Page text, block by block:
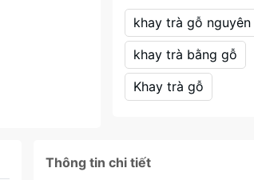
khay trà gỗ nguyên
khay trà bằng gỗ
Khay trà gỗ
Thông tin chi tiết